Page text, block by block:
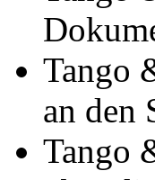
Tango
an den
Tango